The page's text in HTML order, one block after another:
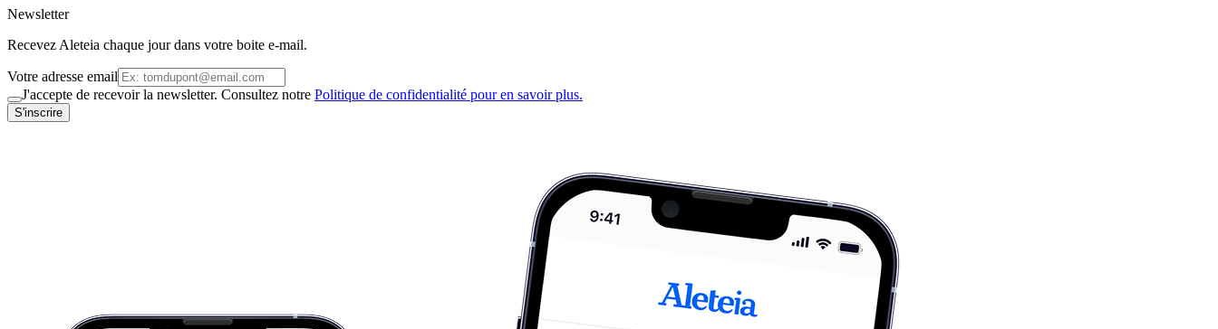
Newsletter
Recevez Aleteia chaque jour dans votre boite e-mail.
Votre adresse email
J'accepte de recevoir la newsletter. Consultez notre Politique de confidentialité pour en savoir plus.
S'inscrire